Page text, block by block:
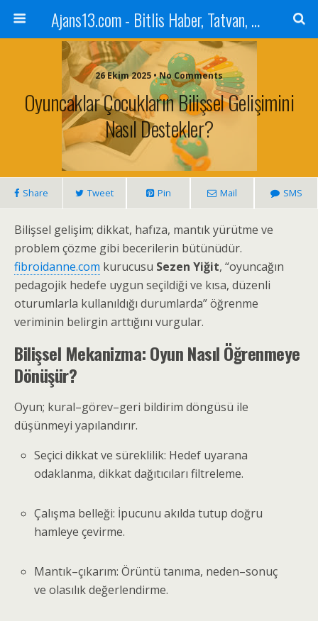
Ajans13.com - Bitlis Haber, Tatvan, Ahlat, Adilcevaz, Mutki, Hizan, Güroymak, Gazete, Ajans, 13, Haber
26 Ekim 2025 • No Comments
Oyuncaklar Çocukların Bilişsel Gelişimini
Nasıl Destekler?
Share Tweet Pin Mail SMS
Bilişsel gelişim; dikkat, hafıza, mantık yürütme ve
problem çözme gibi becerilerin bütünüdür.
fibroidanne.com kurucusu Sezen Yiğit, “oyuncağın
pedagojik hedefe uygun seçildiği ve kısa, düzenli
oturumlarla kullanıldığı durumlarda” öğrenme
veriminin belirgin arttığını vurgular.
Bilişsel Mekanizma: Oyun Nasıl Öğrenmeye
Dönüşür?
Oyun; kural–görev–geri bildirim döngüsü ile
düşünmeyi yapılandırır.
Seçici dikkat ve süreklilik: Hedef uyarana
odaklanma, dikkat dağıtıcıları filtreleme.
Çalışma belleği: İpucunu akılda tutup doğru
hamleye çevirme.
Mantık–çıkarım: Örüntü tanıma, neden–sonuç
ve olasılık değerlendirme.